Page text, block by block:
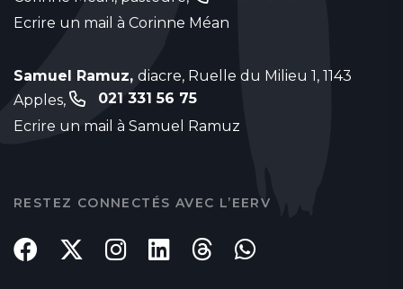
Ecrire un mail à Corinne Méan
Samuel Ramuz, diacre, Ruelle du Milieu 1, 1143
Apples,
021 331 56 75
Ecrire un mail à Samuel Ramuz
RESTEZ CONNECTÉS AVEC L’EERV